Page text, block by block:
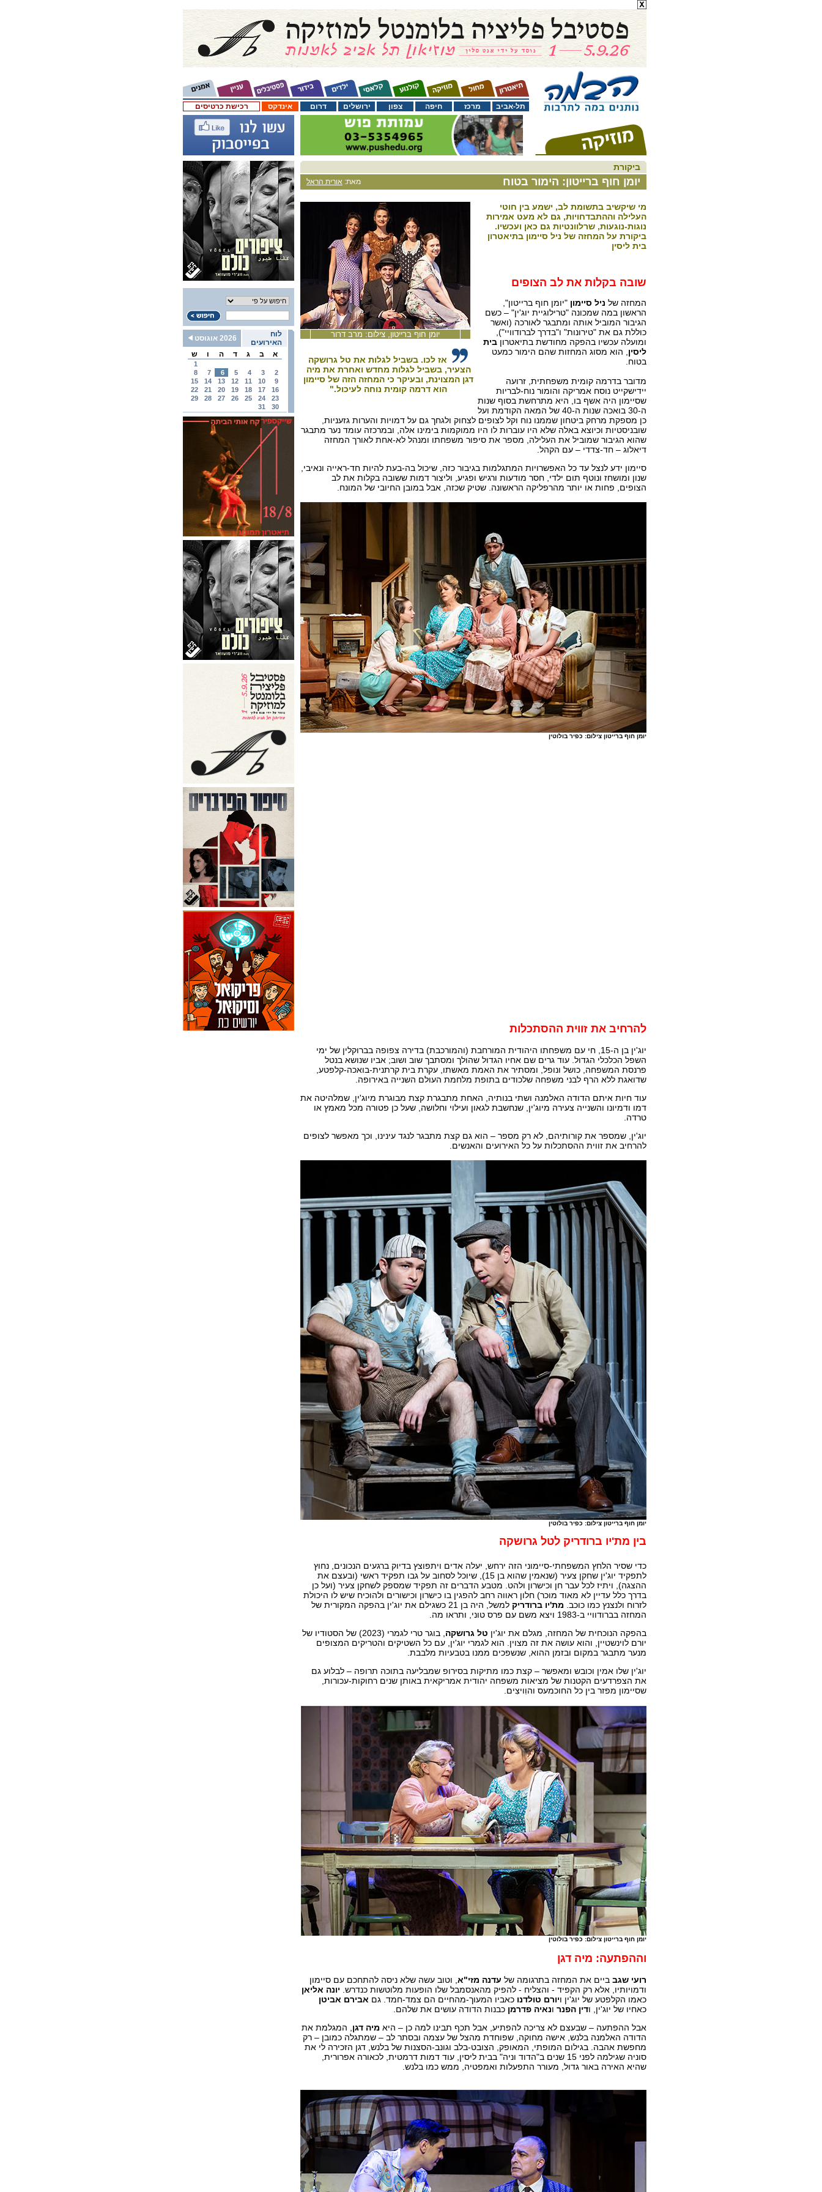
רכישת כרטיסים אינדקס דרום ירושלים צפון חיפה מרכז תל-אביב
לוח
האירועים
2026 אוגוסט
א
ב ג ד ה ו ש
1
2
3
4
5
6
7
8
9
10
11
12
13
14
15
16
17
18
19
20
21
22
23
24
25
26
27
28
29
30
31
ביקורת
מאת: אורית הראל יומן חוף ברייטון: הימור בטוח
יומן חוף ברייטון, צילום: מרב דרור
אז לכו. בשביל לגלות את טל גרושקה
הצעיר, בשביל לגלות מחדש ואחרת את מיה
דגן המצוינת, ובעיקר כי המחזה הזה של סיימון
הוא דרמה קומית נוחה לעיכול."
מי שיקשיב בתשומת לב, ישמע בין חוטי
העלילה וההתבדחויות, גם לא מעט אמירות
נוגות-נוגעות, שרלוונטיות גם כאן ועכשיו.
ביקורת על המחזה של ניל סיימון בתיאטרון
בית ליסין
שובה בקלות את לב הצופים
המחזה של ניל סיימון "יומן חוף ברייטון",
הראשון במה שמכונה "טרילוגיית יוג'ין" – כשם
הגיבור המוביל אותה ומתבגר לאורכה (ואשר
כוללת גם את "טירונות" ו"בדרך לברודוויי"),
ומועלה עכשיו בהפקה מחודשת בתיאטרון בית
ליסין , הוא מסוג המחזות שהם הימור כמעט
בטוח.
מדובר בדרמה קומית משפחתית, זרועה
יידישקייט נוסח אמריקה והומור נוח-לבריות
שסיימון היה אשף בו, היא מתרחשת בסוף שנות
ה-30 בואכה שנות ה-40 של המאה הקודמת ועל
כן מספקת מרחק ביטחון שממנו נוח וקל לצופים לצחוק ולגחך גם על דמויות והערות גזעניות,
שובניסטיות וכיוצא באלה שלא היו עוברות לו היו ממוקמות בימינו אלה, ובמרכזה עומד נער מתבגר
שהוא הגיבור שמוביל את העלילה, מספר את סיפור משפחתו ומנהל לא-אחת לאורך המחזה
דיאלוג – חד-צדדי – עם הקהל.
סיימון ידע לנצל עד כל האפשרויות המתגלמות בגיבור כזה, שיכול בה-בעת להיות חד-ראייה ונאיבי,
שנון ומושחז ונוטף תום ילדי, חסר מודעות ורגיש ופגיע, וליצור דמות ששובה בקלות את לב
הצופים, פחות או יותר מהרפליקה הראשונה. שטיק שכזה, אבל במובן החיובי של המונח.
יומן חוף ברייטון צילום: כפיר בולוטין
להרחיב את זווית ההסתכלות
יוג'ין בן ה-15, חי עם משפחתו היהודית המורחבת (והמורכבת) בדירה צפופה בברוקלין של ימי
השפל הכלכלי הגדול. עוד גרים שם אחיו הגדול שהולך ומסתבך שוב ושוב; אביו שנושא בנטל
פרנסת המשפחה, כושל ונופל, ומסתיר את האמת מאשתו, עקרת בית קרתנית-בואכה-קלפטע,
שדואגת ללא הרף לבני משפחה שלכודים בתופת מלחמת העולם השנייה באירופה.
עוד חיות איתם הדודה האלמנה ושתי בנותיה, האחת מתבגרת קצת מבוגרת מיוג'ין, שמלהיטה את
דמו ודמיונו והשנייה צעירה מיוג'ין, שנחשבת לגאון ועילוי וחלושה, שעל כן פטורה מכל מאמץ או
טרדה.
יוג'ין, שמספר את קורותיהם, לא רק מספר – הוא גם קצת מתבגר לנגד עינינו, וכך מאפשר לצופים
להרחיב את זווית ההסתכלות על כל האירועים והאנשים.
יומן חוף ברייטון צילום: כפיר בולוטין
בין מת'יו ברודריק לטל גרושקה
כדי שסיר הלחץ המשפחתי-סיימוני הזה ירחש, יעלה אדים ויתפוצץ בדיוק ברגעים הנכונים, נחוץ
לתפקיד יוג'ין שחקן צעיר (שנאמין שהוא בן 15), שיוכל לסחוב על גבו תפקיד ראשי (ובעצם את
ההצגה), ויתיז לכל עבר חן וכישרון ולהט. מטבע הדברים זה תפקיד שמספק לשחקן צעיר (ועל כן
בדרך כלל עדיין לא מאוד מוכר) חלון ראווה רחב להפגין בו כישרון וכישורים ולהוכיח שיש לו היכולת
לזרוח ולנצנץ כמו כוכב. מת'יו ברודריק
למשל, היה בן 21 כשגילם את יוג'ין בהפקה המקורית של
המחזה בברודוויי ב-1983 ויצא משם עם פרס טוני, ותראו מה.
בהפקה הנוכחית של המחזה, מגלם את יוג'ין טל גרושקה
, בוגר טרי לגמרי (2023) של הסטודיו של
יורם לוינשטיין, והוא עושה את זה מצוין. הוא לגמרי יוג'ין, עם כל השטיקים והטריקים המצופים
מנער מתבגר במקום ובזמן ההוא, שנשפכים ממנו בטבעיות מלבבת.
יוג'ין שלו אמין וכובש ומאפשר – קצת כמו מתיקות בסירופ שמבליעה בתוכה תרופה – לבלוע גם
את הצפרדעים הקטנות של מציאות משפחה יהודית אמריקאית באותן שנים רחוקות-עכורות,
שסיימון מפזר בין כל החוכמעס והוִויצִים.
יומן חוף ברייטון צילום: כפיר בולוטין
וההפתעה: מיה דגן
רועי שגב ביים את המחזה בתרגומה של עדנה מזי"א , וטוב עשה שלא ניסה להתחכם עם סיימון
ודמויותיו, אלא רק הקפיד - והצליח - להפיק מהאנסמבל שלו הופעות מלוטשות כנדרש. יונה אליאן
כאמו הקלפטע של יוג'ין ויורם טולדנו כאביו המעוך-מהחיים הם צמד-חמד. גם אבירם אביטן
כאחיו של יוג'ין, ודין הפנר ונאיה פדרמן כבנות הדודה עושים את שלהם.
אבל ההפתעה – שבעצם לא צריכה להפתיע, אבל תכף תבינו למה כן – היא מיה דגן , המגלמת את
הדודה האלמנה בלנש, אישה מחוקה, שפוחדת מהצל של עצמה ובסתר לב – שמתגלה כמובן – רק
מחפשת אהבה. בגילום המופתי, המאופק, הצובט-בלב וגונב-הסצנות של בלנש, דגן הזכירה לי את
סוניה שגילמה לפני 15 שנים ב"הדוד וניה" בבית ליסין, עוד דמות דרמטית, לכאורה אפרורית,
שהיא האירה באור גדול, מעורר התפעלות ואמפטיה, ממש כמו בלנש.